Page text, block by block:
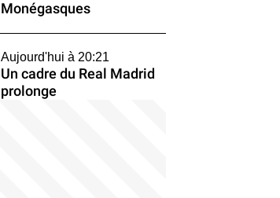
Monégasques
Aujourd'hui à 20:21
Un cadre du Real Madrid
prolonge